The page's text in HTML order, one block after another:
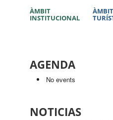
ÀMBIT
INSTITUCIONAL
ÀMBIT
AGENDA
No events
NOTICIAS